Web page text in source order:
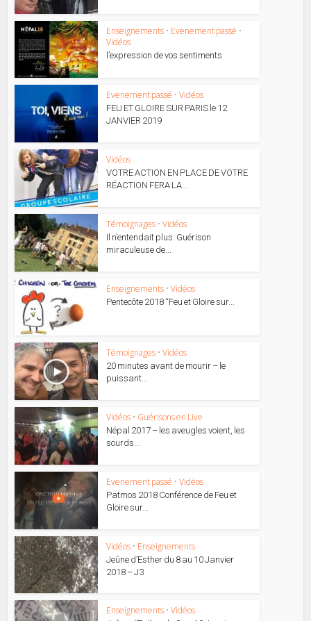
Enseignements • Evenement passé •
Vidéos
l’expression de vos sentiments
Evenement passé • Vidéos
FEU ET GLOIRE SUR PARIS le 12
JANVIER 2019
Vidéos
VOTRE ACTION EN PLACE DE VOTRE
RÉACTION FERA LA...
Témoignages • Vidéos
Il n’entendait plus. Guérison
miraculeuse de...
Enseignements • Vidéos
Pentecôte 2018 “Feu et Gloire sur...
Témoignages • Vidéos
20 minutes avant de mourir – le
puissant...
Vidéos • Guérisons en Live
Népal 2017 – les aveugles voient, les
sourds...
Evenement passé • Vidéos
Patmos 2018 Conférence de Feu et
Gloire sur...
Vidéos • Enseignements
Jeûne d’Esther du 8 au 10 Janvier
2018 – J3
Enseignements • Vidéos